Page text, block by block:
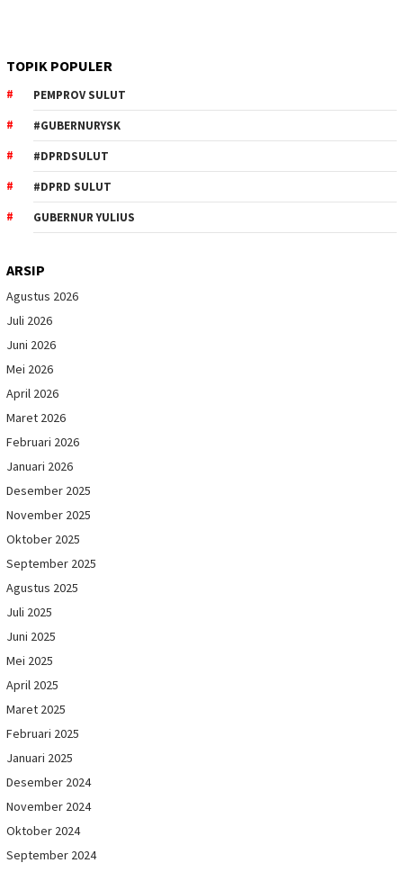
TOPIK POPULER
PEMPROV SULUT
#GUBERNURYSK
#DPRDSULUT
#DPRD SULUT
GUBERNUR YULIUS
ARSIP
Agustus 2026
Juli 2026
Juni 2026
Mei 2026
April 2026
Maret 2026
Februari 2026
Januari 2026
Desember 2025
November 2025
Oktober 2025
September 2025
Agustus 2025
Juli 2025
Juni 2025
Mei 2025
April 2025
Maret 2025
Februari 2025
Januari 2025
Desember 2024
November 2024
Oktober 2024
September 2024